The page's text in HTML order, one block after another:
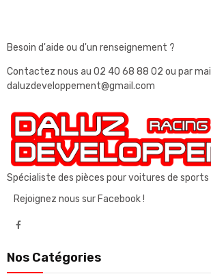
Besoin d'aide ou d'un renseignement ?
Contactez nous au 02 40 68 88 02 ou par
daluzdeveloppement@gmail.com
Spécialiste des pièces pour voitures de
Rejoignez nous sur Facebook !
Nos Catégories